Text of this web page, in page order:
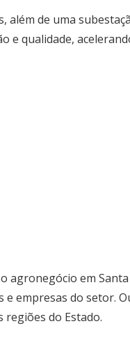
de uma
e qualidade,
agronegócio em
empresas do setor.
do Estado.